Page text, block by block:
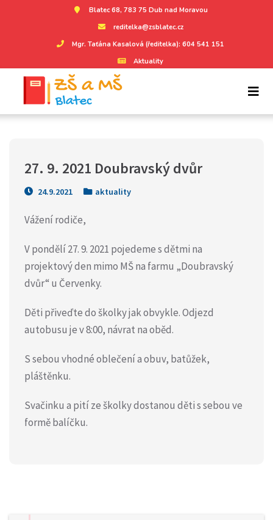
Blatec 68, 783 75 Dub nad Moravou
reditelka@zsblatec.cz
Mgr. Taťána Kasalová (ředitelka): 604 541 151
Aktuality
27. 9. 2021 Doubravský dvůr
24.9.2021 aktuality
Vážení rodiče,
V pondělí 27. 9. 2021 pojedeme s dětmi na
projektový den mimo MŠ na farmu „Doubravský
dvůr“ u Červenky.
Děti přiveďte do školky jak obvykle. Odjezd
autobusu je v 8:00, návrat na oběd.
S sebou vhodné oblečení a obuv, batůžek,
pláštěnku.
Svačinku a pití ze školky dostanou děti s sebou ve
formě balíčku.